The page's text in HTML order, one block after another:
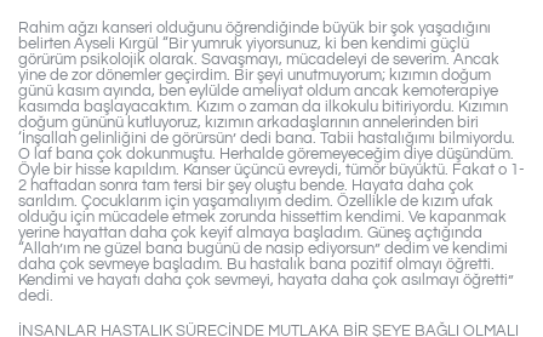
Rahim ağzı kanseri olduğunu öğrendiğinde büyük bir şok yaşadığını
belirten Ayseli Kırgül “Bir yumruk yiyorsunuz, ki ben kendimi güçlü
görürüm psikolojik olarak. Savaşmayı, mücadeleyi de severim. Ancak
yine de zor dönemler geçirdim. Bir şeyi unutmuyorum; kızımın doğum
günü kasım ayında, ben eylülde ameliyat oldum ancak kemoterapiye
kasımda başlayacaktım. Kızım o zaman da ilkokulu bitiriyordu. Kızımın
doğum gününü kutluyoruz, kızımın arkadaşlarının annelerinden biri
‘İnşallah gelinliğini de görürsün’ dedi bana. Tabii hastalığımı bilmiyordu.
O laf bana çok dokunmuştu. Herhalde göremeyeceğim diye düşündüm.
Öyle bir hisse kapıldım. Kanser üçüncü evreydi, tümör büyüktü. Fakat o 1-
2 haftadan sonra tam tersi bir şey oluştu bende. Hayata daha çok
sarıldım. Çocuklarım için yaşamalıyım dedim. Özellikle de kızım ufak
olduğu için mücadele etmek zorunda hissettim kendimi. Ve kapanmak
yerine hayattan daha çok keyif almaya başladım. Güneş açtığında
“Allah’ım ne güzel bana bugünü de nasip ediyorsun” dedim ve kendimi
daha çok sevmeye başladım. Bu hastalık bana pozitif olmayı öğretti.
Kendimi ve hayatı daha çok sevmeyi, hayata daha çok asılmayı öğretti”
dedi.
İNSANLAR HASTALIK SÜRECİNDE MUTLAKA BİR ŞEYE BAĞLI OLMALI